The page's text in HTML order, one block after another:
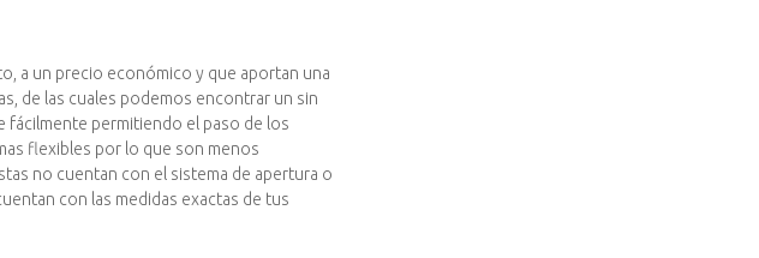
a un precio económico y que aportan una
de las cuales podemos encontrar un sin
fácilmente permitiendo el paso de los
flexibles por lo que son menos
no cuentan con el sistema de apertura o
con las medidas exactas de tus